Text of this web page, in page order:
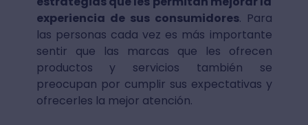
experiencia de sus consumidores. Para
las personas cada vez es más importante
sentir que las marcas que les ofrecen
productos y servicios también se
preocupan por cumplir sus expectativas y
ofrecerles la mejor atención.